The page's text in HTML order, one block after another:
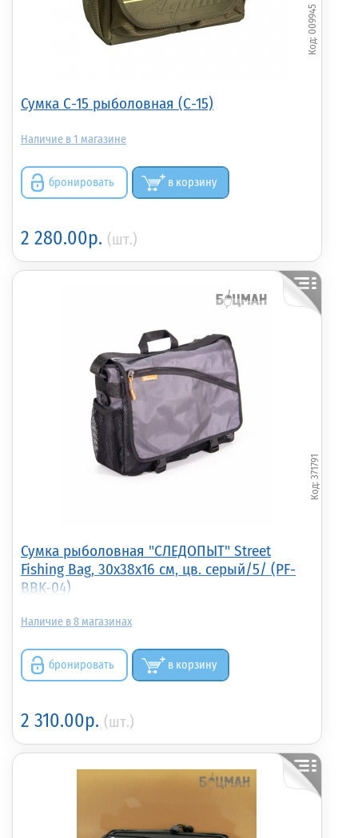
Сумка С-15 рыболовная (С-15)
009945
1
бронировать в корзину
2 280.00р. (шт.)
Сумка рыболовная "СЛЕДОПЫТ" Street
Fishing Bag, 30х38х16 см, цв. серый/5/ (PF-
BBK-04)
371791
8
бронировать в корзину
2 310.00р. (шт.)